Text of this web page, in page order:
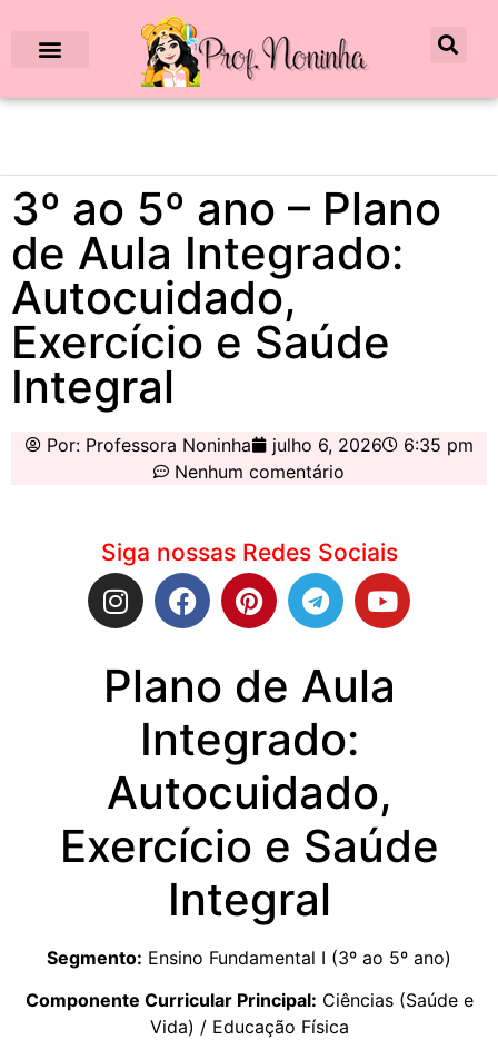
3º ao 5º ano – Plano
de Aula Integrado:
Autocuidado,
Exercício e Saúde
Integral
Por:Professora Noninha julho 6, 2026
6:35 pm
Nenhum comentário
Siga nossas Redes Sociais
Plano de Aula
Integrado:
Autocuidado,
Exercício e Saúde
Integral
Segmento: Ensino Fundamental I (3º ao 5º ano)
Componente Curricular Principal: Ciências (Saúde e
Vida) / Educação Física